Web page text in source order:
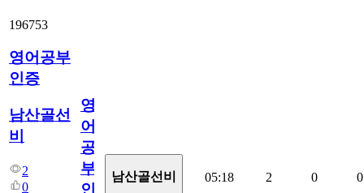
196753
영어공부
인증
남산골선
비
2
0
영
어
공
부
남산골선비 05:18 2 0 0